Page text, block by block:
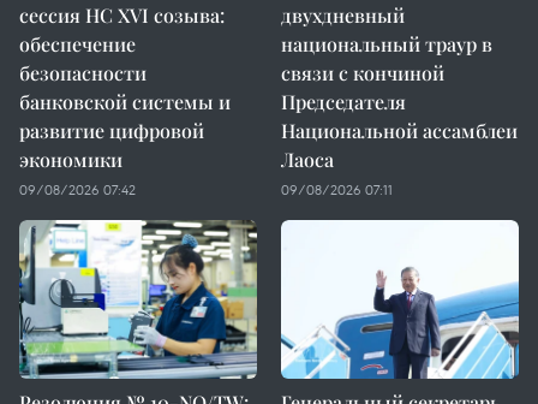
сессия НС XVI созыва:
обеспечение
безопасности
банковской системы и
развитие цифровой
экономики
09/08/2026 07:42
двухдневный
национальный траур в
связи с кончиной
Председателя
Национальной ассамблеи
Лаоса
09/08/2026 07:11